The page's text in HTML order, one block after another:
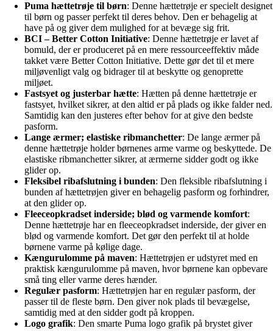
Puma hættetrøje til børn: Denne hættetrøje er specielt designet
til børn og passer perfekt til deres behov. Den er behagelig at
have på og giver dem mulighed for at bevæge sig frit.
BCI – Better Cotton Initiative: Denne hættetrøje er lavet af
bomuld, der er produceret på en mere ressourceeffektiv måde
takket være Better Cotton Initiative. Dette gør det til et mere
miljøvenligt valg og bidrager til at beskytte og genoprette
miljøet.
Fastsyet og justerbar hætte: Hætten på denne hættetrøje er
fastsyet, hvilket sikrer, at den altid er på plads og ikke falder ned.
Samtidig kan den justeres efter behov for at give den bedste
pasform.
Lange ærmer; elastiske ribmanchetter: De lange ærmer på
denne hættetrøje holder børnenes arme varme og beskyttede. De
elastiske ribmanchetter sikrer, at ærmerne sidder godt og ikke
glider op.
Fleksibel ribafslutning i bunden: Den fleksible ribafslutning i
bunden af hættetrøjen giver en behagelig pasform og forhindrer,
at den glider op.
Fleeceopkradset inderside; blød og varmende komfort:
Denne hættetrøje har en fleeceopkradset inderside, der giver en
blød og varmende komfort. Det gør den perfekt til at holde
børnene varme på kølige dage.
Kængurulomme på maven: Hættetrøjen er udstyret med en
praktisk kængurulomme på maven, hvor børnene kan opbevare
små ting eller varme deres hænder.
Regulær pasform: Hættetrøjen har en regulær pasform, der
passer til de fleste børn. Den giver nok plads til bevægelse,
samtidig med at den sidder godt på kroppen.
Logo grafik: Den smarte Puma logo grafik på brystet giver